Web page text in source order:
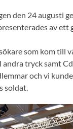
den 24 augusti
av
som kom till
tryck samt
och vi
soldat.